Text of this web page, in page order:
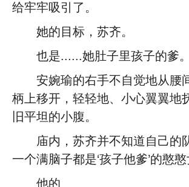
给牢牢吸引了。
她的目标，苏齐。
也是......她肚子里孩子的爹。
安婉瑜的右手不自觉地从腰
柄上移开，轻轻地、小心翼翼地
旧平坦的小腹。
庙内，苏齐并不知道自己的
一个满脑子都是‘孩子他爹’的憨憨
他的